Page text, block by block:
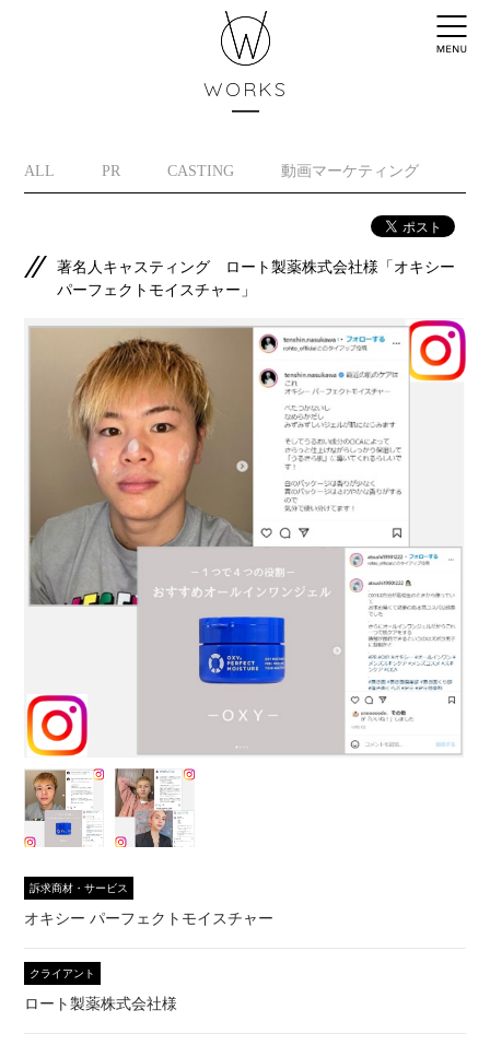
WORKS
ALL PR CASTING 動画マーケティング
著名人キャスティング ロート製薬株式会社様「オキシー
パーフェクトモイスチャー」
訴求商材・サービス
オキシー パーフェクトモイスチャー
クライアント
ロート製薬株式会社様